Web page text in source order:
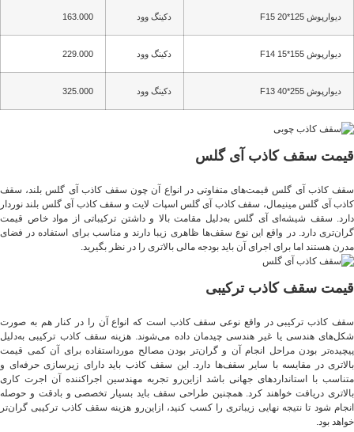
دیوارپوش 125*20 F15 دکینگ وود 163.000
دیوارپوش 155*15 F14 دکینگ وود 229.000
دیوارپوش 255*40 F13 دکینگ وود 325.000
قیمت سقف کاذب آی گلس
سقف کاذب آی گلس قیمت‌های متفاوتی در انواع آن چون سقف کاذب آی گلس بلند، سقف
کاذب آی گلس مینیمال، سقف کاذب آی گلس اسپات لایت و سقف کاذب آی گلس بلند نوردار
دارد. سقف شیشه‌ای آی گلس به‌دلیل مقامت بالا و داشتن ترکیباتی از مواد خاص قیمت
گران‌تری دارد. در واقع این نوع سقف‌ها ظاهری زیبا دارند و مناسب برای استفاده در فضای
مدرن هستند اما برای اجرای آن باید بودجه مالی بالاتری را در نظر بگیرید.
قیمت سقف کاذب ترکیبی
سقف کاذب ترکیبی در واقع نوعی سقف کاذب است که انواع آن را در کنار هم به صورت
شکل‌های هندسی یا غیر هندسی چیدمان داده می‌شوند. هزینه سقف کاذب ترکیبی به‌دلیل
پیچیده‌تر بودن مراحل انجام آن و گران‌تر بودن مصالح مورداستفاده برای آن کمی قیمت
بالاتری در مقایسه با سایر سقف‌ها دارد. این سقف کاذب باید دارای زیرسازی حرفه‌ای و
متناسب با استانداردهای جهانی باشد ازاین‌رو تجربه مهندسین اجراکننده آن اجرت کاری
بالاتری دریافت خواهند کرد. همچنین طراحی سقف باید بسیار تخصصی و بادقت و حوصله
انجام شود تا نتیجه نهایی زیباتری را کسب کنید، ازاین‌رو هزینه سقف کاذب ترکیبی گران‌تر
خواهد بود.